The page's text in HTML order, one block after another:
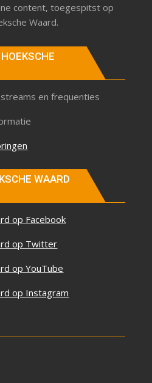
content, toegespitst op
Waard.
streams en frequenties
WAARD
op Facebook
op Twitter
op YouTube
op Instagram